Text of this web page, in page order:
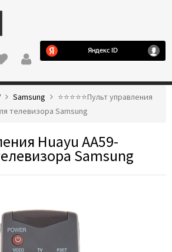
Samsung
⭐️⭐️⭐️⭐️⭐️Пульт управления
телевизора Samsung
Huayu AA59-
Samsung